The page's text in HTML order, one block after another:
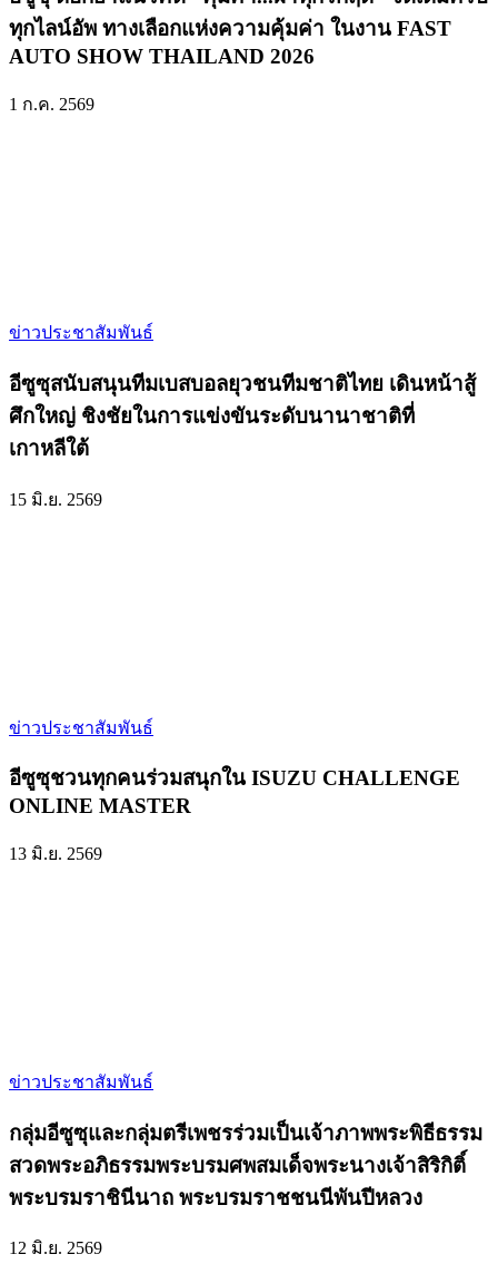
ทุกไลน์อัพ ทางเลือกแห่งความคุ้มค่า ในงาน FAST
AUTO SHOW THAILAND 2026
1 ก.ค. 2569
ข่าวประชาสัมพันธ์
อีซูซุสนับสนุนทีมเบสบอลยุวชนทีมชาติไทย เดินหน้าสู้
ศึกใหญ่ ชิงชัยในการแข่งขันระดับนานาชาติที่
เกาหลีใต้
15 มิ.ย. 2569
ข่าวประชาสัมพันธ์
อีซูซุชวนทุกคนร่วมสนุกใน ISUZU CHALLENGE
ONLINE MASTER
13 มิ.ย. 2569
ข่าวประชาสัมพันธ์
กลุ่มอีซูซุและกลุ่มตรีเพชรร่วมเป็นเจ้าภาพพระพิธีธรรม
สวดพระอภิธรรมพระบรมศพสมเด็จพระนางเจ้าสิริกิติ์
พระบรมราชินีนาถ พระบรมราชชนนีพันปีหลวง
12 มิ.ย. 2569